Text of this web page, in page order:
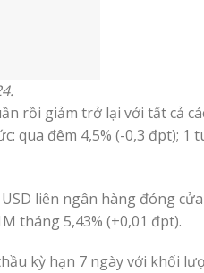
rồi giảm trở lại với tất cả
qua đêm 4,5% (-0,3 đpt); 1
liên ngân hàng đóng
tháng 5,43% (+0,01 đpt).
kỳ hạn 7 ngày với khối